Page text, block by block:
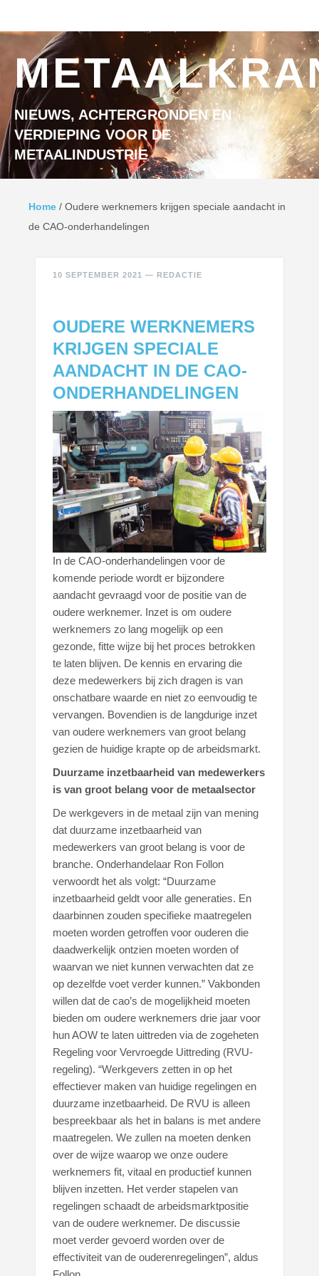
NIEUWS, ACHTERGRONDEN EN
VERDIEPING VOOR DE
METAALINDUSTRIE
Home / Oudere werknemers krijgen speciale aandacht in
de CAO-onderhandelingen
10 SEPTEMBER 2021 — REDACTIE
OUDERE WERKNEMERS
KRIJGEN SPECIALE
AANDACHT IN DE CAO-
ONDERHANDELINGEN
In de CAO-onderhandelingen voor de
komende periode wordt er bijzondere
aandacht gevraagd voor de positie van de
oudere werknemer. Inzet is om oudere
werknemers zo lang mogelijk op een
gezonde, fitte wijze bij het proces betrokken
te laten blijven. De kennis en ervaring die
deze medewerkers bij zich dragen is van
onschatbare waarde en niet zo eenvoudig te
vervangen. Bovendien is de langdurige inzet
van oudere werknemers van groot belang
gezien de huidige krapte op de arbeidsmarkt.
Duurzame inzetbaarheid van medewerkers
is van groot belang voor de metaalsector
De werkgevers in de metaal zijn van mening
dat duurzame inzetbaarheid van
medewerkers van groot belang is voor de
branche. Onderhandelaar Ron Follon
verwoordt het als volgt: “Duurzame
inzetbaarheid geldt voor alle generaties. En
daarbinnen zouden specifieke maatregelen
moeten worden getroffen voor ouderen die
daadwerkelijk ontzien moeten worden of
waarvan we niet kunnen verwachten dat ze
op dezelfde voet verder kunnen.” Vakbonden
willen dat de cao’s de mogelijkheid moeten
bieden om oudere werknemers drie jaar voor
hun AOW te laten uittreden via de zogeheten
Regeling voor Vervroegde Uittreding (RVU-
regeling). “Werkgevers zetten in op het
effectiever maken van huidige regelingen en
duurzame inzetbaarheid. De RVU is alleen
bespreekbaar als het in balans is met andere
maatregelen. We zullen na moeten denken
over de wijze waarop we onze oudere
werknemers fit, vitaal en productief kunnen
blijven inzetten. Het verder stapelen van
regelingen schaadt de arbeidsmarktpositie
van de oudere werknemer. De discussie
moet verder gevoerd worden over de
effectiviteit van de ouderenregelingen”, aldus